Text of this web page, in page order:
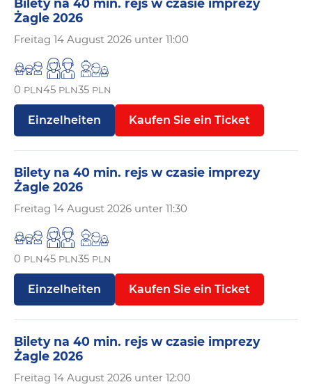
Żagle 2026
Freitag 14 August 2026 unter 11:00
0 PLN45 PLN35 PLN
Einzelheiten Kaufen Sie ein Ticket
Bilety na 40 min. rejs w czasie imprezy
Żagle 2026
Freitag 14 August 2026 unter 11:30
0 PLN45 PLN35 PLN
Einzelheiten Kaufen Sie ein Ticket
Bilety na 40 min. rejs w czasie imprezy
Żagle 2026
Freitag 14 August 2026 unter 12:00